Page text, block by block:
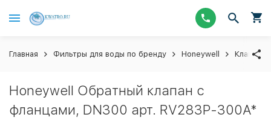
Главная Фильтры для воды по бренду Honeywell Клапаны
Honeywell Обратный клапан с
фланцами, DN300 арт. RV283P-300A*